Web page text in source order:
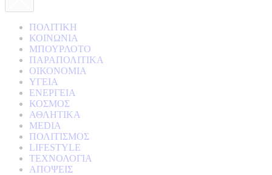
ΠΟΛΙΤΙΚΗ
ΚΟΙΝΩΝΙΑ
ΜΠΟΥΡΛΟΤΟ
ΠΑΡΑΠΟΛΙΤΙΚΑ
ΟΙΚΟΝΟΜΙΑ
ΥΓΕΙΑ
ΕΝΕΡΓΕΙΑ
ΚΟΣΜΟΣ
ΑΘΛΗΤΙΚΑ
MEDIA
ΠΟΛΙΤΙΣΜΟΣ
LIFESTYLE
ΤΕΧΝΟΛΟΓΙΑ
ΑΠΟΨΕΙΣ